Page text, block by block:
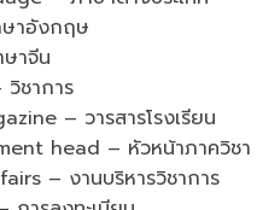
าอังกฤษ
าจีน
ชาการ
– วารสารโรงเรียน
head – หัวหน้าภาควิชา
– งานบริหารวิชาการ